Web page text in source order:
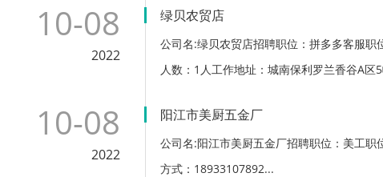
10-08
2022
绿贝农贸店
公司名:绿贝农贸店招聘职位：拼多多客服
人数：1人工作地址：城南保利罗兰香谷A
10-08
2022
阳江市美厨五金厂
公司名:阳江市美厨五金厂招聘职位：美工
方式：18933107892...